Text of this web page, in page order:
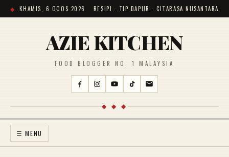
KHAMIS, 6 OGOS 2026 RESIPI · TIP DAPUR · CITARASA NUSANTARA
AZIE KITCHEN
FOOD BLOGGER NO. 1 MALAYSIA
◆ ◆ ◆
☰ MENU